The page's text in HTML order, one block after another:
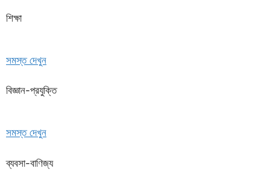
শিক্ষা
সমস্ত দেখুন
বিজ্ঞান-প্রযুক্তি
সমস্ত দেখুন
ব্যবসা-বাণিজ্য